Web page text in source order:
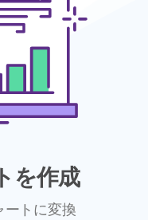
を作成
ートに変換